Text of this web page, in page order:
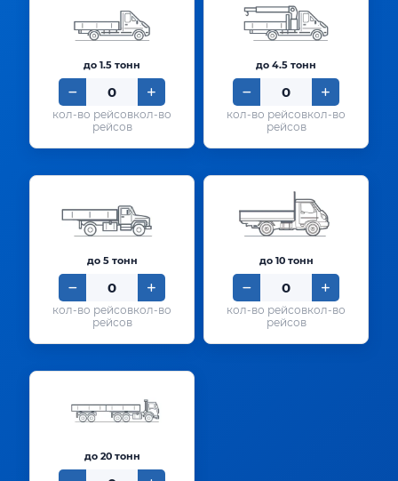
до 1.5 тонн
кол-во
рейсов
до 4.5 тонн
кол-во
рейсов
до 5 тонн
кол-во
рейсов
до 10 тонн
кол-во
рейсов
до 20 тонн